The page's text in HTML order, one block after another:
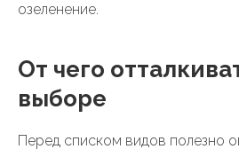
озеленение.
От чего
выборе
Перед списком видов полезно